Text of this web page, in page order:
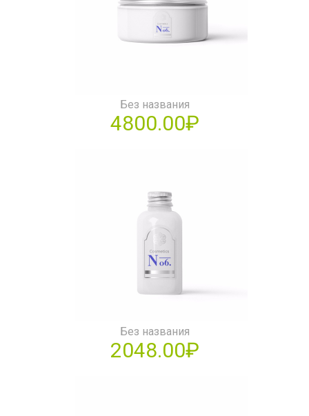
Без названия
4800.00₽
Без названия
2048.00₽